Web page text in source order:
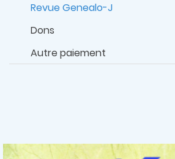
Revue Genealo-J
Dons
Autre paiement